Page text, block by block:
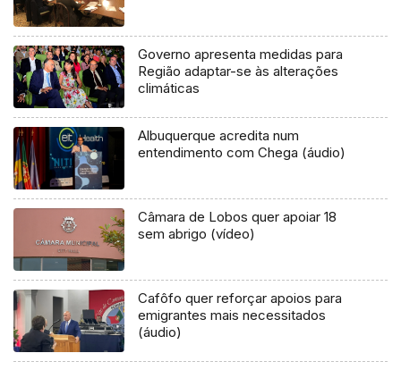
Governo apresenta medidas para
Região adaptar-se às alterações
climáticas
Albuquerque acredita num
entendimento com Chega (áudio)
Câmara de Lobos quer apoiar 18
sem abrigo (vídeo)
Cafôfo quer reforçar apoios para
emigrantes mais necessitados
(áudio)